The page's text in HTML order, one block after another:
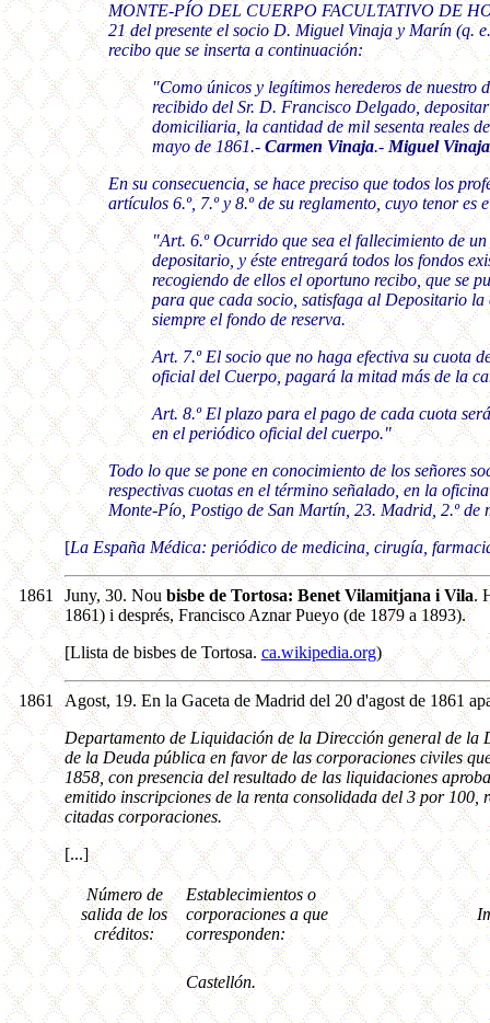
MONTE-PÍO DEL CUERPO FACULTATIVO DE
21 del presente el socio D. Miguel Vinaja y Marín (q.
recibo que se inserta a continuación:
"Como únicos y legítimos herederos de
recibido del Sr. D. Francisco Delgado,
domiciliaria, la cantidad de mil sesenta reales
mayo de 1861.- Carmen Vinaja.-Miguel
En su consecuencia, se hace preciso que todos los
artículos 6.º, 7.º y 8.º de su reglamento, cuyo tenor es
"Art. 6.º Ocurrido que sea el fallecimiento de
depositario, y éste entregará todos los fondos
recogiendo de ellos el oportuno recibo, que se
para que cada socio, satisfaga al Depositario
siempre el fondo de reserva.
Art. 7.º El socio que no haga efectiva su cuota
oficial del Cuerpo, pagará la mitad más de la
Art. 8.º El plazo para el pago de cada cuota
en el periódico oficial del cuerpo."
Todo lo que se pone en conocimiento de los señores
respectivas cuotas en el término señalado, en la
Monte-Pío, Postigo de San Martín, 23. Madrid, 2.º
[La España Médica: periódico de medicina, cirugía,
1861 Juny, 30. Nou bisbe de Tortosa: Benet Vilamitjana i Vila.
1861) i després, Francisco Aznar Pueyo (de 1879 a 1893).
[Llista de bisbes de Tortosa.ca.wikipedia.org)
1861
Agost, 19. En la Gaceta de Madrid del 20 d'agost de 1861
Departamento de Liquidación de la Dirección general de
de la Deuda pública en favor de las corporaciones civiles
1858, con presencia del resultado de las liquidaciones
emitido inscripciones de la renta consolidada del 3 por 100,
citadas corporaciones.
[...]
Número de
salida de los
créditos:
Establecimientos o
corporaciones a que
corresponden:
Castellón.